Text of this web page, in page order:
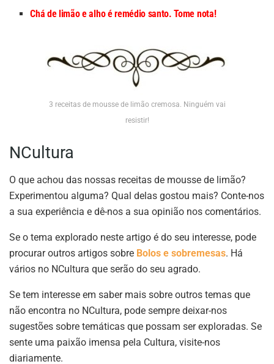
Chá de limão e alho é remédio santo. Tome nota!
3 receitas de mousse de limão cremosa. Ninguém vai
resistir!
NCultura
O que achou das nossas receitas de mousse de limão?
Experimentou alguma? Qual delas gostou mais? Conte-nos
a sua experiência e dê-nos a sua opinião nos comentários.
Se o tema explorado neste artigo é do seu interesse, pode
procurar outros artigos sobre Bolos e sobremesas. Há
vários no NCultura que serão do seu agrado.
Se tem interesse em saber mais sobre outros temas que
não encontra no NCultura, pode sempre deixar-nos
sugestões sobre temáticas que possam ser exploradas. Se
sente uma paixão imensa pela Cultura, visite-nos
diariamente.